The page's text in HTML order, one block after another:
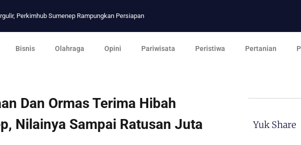
Perkimhub Sumenep Rampungkan Persiapan
Bisnis Olahraga Opini Pariwisata Peristiwa Pertanian
Dan Ormas Terima Hibah
Nilainya Sampai Ratusan Juta
Yuk Share